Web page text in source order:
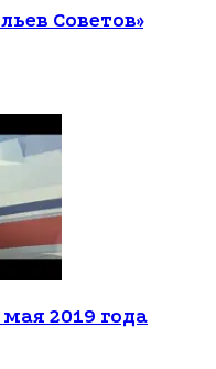
Советов»
2019 года